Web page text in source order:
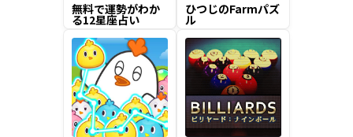
無料で運勢がわか
る12星座占い
ひつじのFarmパズ
ル